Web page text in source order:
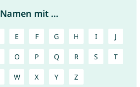
Namen mit ...
E F G H I J
O P Q R S T
W X Y Z